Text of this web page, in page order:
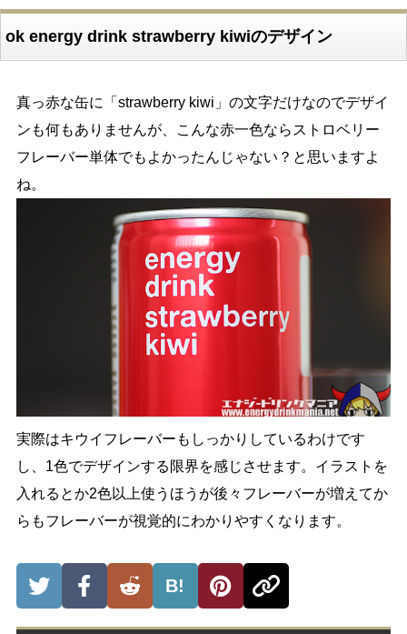
ok energy drink strawberry kiwiのデザイン
真っ赤な缶に「strawberry kiwi」の文字だけなのでデザイ
ンも何もありませんが、こんな赤一色ならストロベリー
フレーバー単体でもよかったんじゃない？と思いますよ
ね。
実際はキウイフレーバーもしっかりしているわけです
し、1色でデザインする限界を感じさせます。イラストを
入れるとか2色以上使うほうが後々フレーバーが増えてか
らもフレーバーが視覚的にわかりやすくなります。
B!